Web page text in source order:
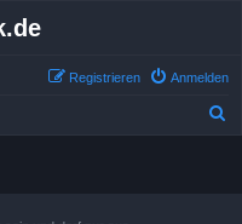
Anmelden
Registrieren